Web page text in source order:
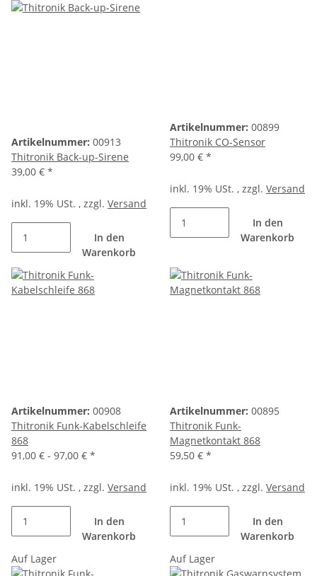
Artikelnummer: 00913
Thitronik Back-up-Sirene
39,00 € *
inkl. 19% USt. , zzgl. Versand
In den
Warenkorb
Artikelnummer: 00899
Thitronik CO-Sensor
99,00 € *
inkl. 19% USt. , zzgl. Versand
In den
Warenkorb
Artikelnummer: 00908
Thitronik Funk-Kabelschleife
868
91,00 € - 97,00 € *
inkl. 19% USt. , zzgl. Versand
In den
Warenkorb
Artikelnummer: 00895
Thitronik Funk-
Magnetkontakt 868
59,50 € *
inkl. 19% USt. , zzgl. Versand
In den
Warenkorb
Auf Lager
Auf Lager